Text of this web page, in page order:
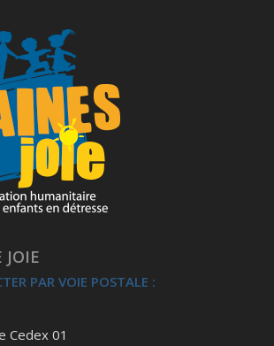
JOIE
PAR VOIE POSTALE :
Cedex 01